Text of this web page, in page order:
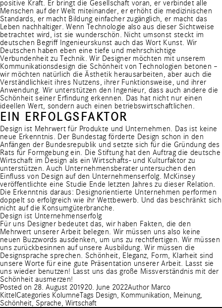
positive Kraft. Er bringt die Gesellschaft voran, er verbindet alle
Menschen auf der Welt miteinander, er erhöht die medizinischen
Standards, er macht Bildung einfacher zugänglich, er macht das
Leben nachhaltiger. Wenn Technologie also aus dieser Sichtweise
betrachtet wird, ist sie wunderschön. Nicht umsonst steckt im
deutschen Begriff Ingenieurskunst auch das Wort Kunst. Wir
Deutschen haben eben eine tiefe und mehrschichtige
Verbundenheit zu Technik. Wir Designer möchten mit unserem
Kommunikationsdesign die Schönheit von Technologien betonen –
wir möchten natürlich die Ästhetik herausarbeiten, aber auch die
Verständlichkeit ihres Nutzens, ihrer Funktionsweise, und ihrer
Anwendung. Wir unterstützen den Ingenieur, dass auch andere die
Schönheit seiner Erfindung erkennen. Das hat nicht nur einen
ideellen Wert, sondern auch einen betriebswirtschaftlichen.
EIN ERFOLGSFAKTOR
Design ist Mehrwert für Produkte und Unternehmen. Das ist keine
neue Erkenntnis. Der Bundestag förderte Design schon in den
Anfängen der Bundesrepublik und setzte sich für die Gründung des
Rats für Formgebung ein. Die Stiftung hat den Auftrag die deutsche
Wirtschaft im Design als ein Wirtschafts- und Kulturfaktor zu
unterstützen. Auch Unternehmensberater untersuchen den
Einfluss von Design auf den Unternehmenserfolg. McKinsey
veröffentlichte eine Studie Ende letzten Jahres zu dieser Relation.
Die Erkenntnis daraus: Designorientierte Unternehmen performen
doppelt so erfolgreich wie ihr Wettbewerb. Und das beschränkt sich
nicht auf die Konsumgüterbranche.
Design ist Unternehmenserfolg
Für uns Designer bedeutet das, wir haben Fakten, die den
Mehrwert unserer Arbeit belegen. Wir müssen uns also keine
neuen Buzzwords ausdenken, um uns zu rechtfertigen. Wir müssen
uns zurückbesinnen auf unsere Ausbildung. Wir müssen die
Designsprache sprechen. Schönheit, Eleganz, Form, Klarheit sind
unsere Worte für eine gute Präsentation unserer Arbeit. Lasst sie
uns wieder benutzen! Lasst uns das große Missverständnis mit der
Schönheit ausmerzen!
Posted on 28. August 201920. June 2022Author Marco
KittelCategories KolumneTags Design, Kommunikation, Meinung,
Schönheit, Sprache, Wirtschaft